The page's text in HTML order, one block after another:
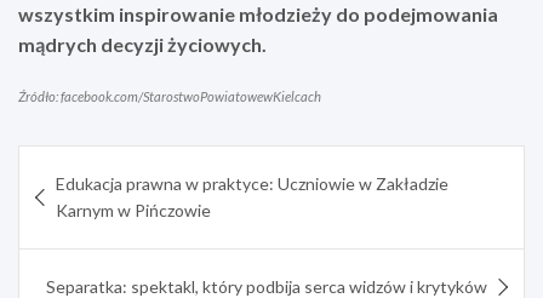
wszystkim inspirowanie młodzieży do podejmowania
mądrych decyzji życiowych.
Źródło: facebook.com/StarostwoPowiatowewKielcach
wpisu
Edukacja prawna w praktyce: Uczniowie w Zakładzie
Karnym w Pińczowie
Separatka: spektakl, który podbija serca widzów i krytyków